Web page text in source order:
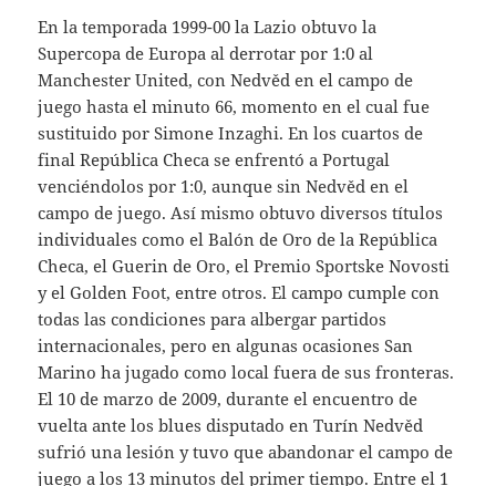
En la temporada 1999-00 la Lazio obtuvo la
Supercopa de Europa al derrotar por 1:0 al
Manchester United, con Nedvěd en el campo de
juego hasta el minuto 66, momento en el cual fue
sustituido por Simone Inzaghi. En los cuartos de
final República Checa se enfrentó a Portugal
venciéndolos por 1:0, aunque sin Nedvěd en el
campo de juego. Así mismo obtuvo diversos títulos
individuales como el Balón de Oro de la República
Checa, el Guerin de Oro, el Premio Sportske Novosti
y el Golden Foot, entre otros. El campo cumple con
todas las condiciones para albergar partidos
internacionales, pero en algunas ocasiones San
Marino ha jugado como local fuera de sus fronteras.
El 10 de marzo de 2009, durante el encuentro de
vuelta ante los blues disputado en Turín Nedvěd
sufrió una lesión y tuvo que abandonar el campo de
juego a los 13 minutos del primer tiempo. Entre el 1